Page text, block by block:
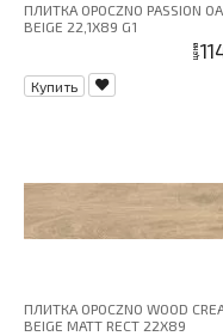
ПЛИТКА OPOCZNO PASSION
BEIGE 22,1X89 G1
цена
Купить
ПЛИТКА OPOCZNO WOOD
BEIGE MATT RECT 22X89